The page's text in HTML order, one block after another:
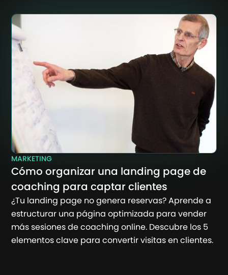
MARKETING
Cómo organizar una landing page de
coaching para captar clientes
¿Tu landing page no genera reservas? Aprende a
estructurar una página optimizada para vender
más sesiones de coaching online. Descubre los 5
elementos clave para convertir visitas en clientes.